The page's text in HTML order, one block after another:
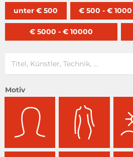
unter € 500
€ 500 - € 1000
€ 5000 - € 10000
Motiv